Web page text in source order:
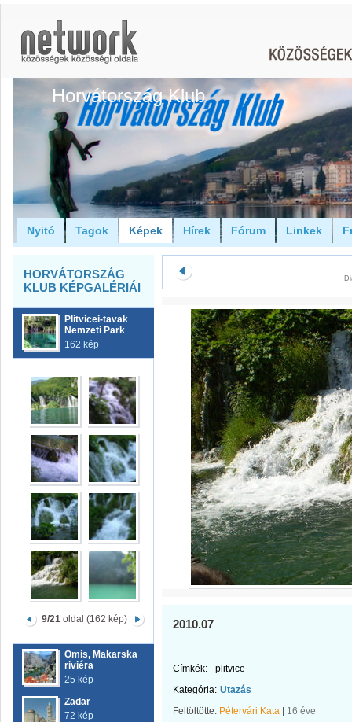
Horvátország Klub
Nyitó Tagok Képek Hírek Fórum Linkek
HORVÁTORSZÁG
KLUB KÉPGALÉRIÁI
Plitvicei-tavak
Nemzeti Park
162 kép
9/21oldal (162 kép)
Omis, Makarska
riviéra
25 kép
Zadar
72 kép
2010.07
Címkék:
plitvice
Kategória: Utazás
Feltöltötte: Pétervári Kata
16 éve